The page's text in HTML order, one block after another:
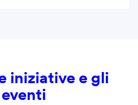
iniziative e gli
eventi